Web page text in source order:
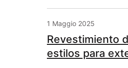
1 Maggio 2025
Revestimiento
estilos para